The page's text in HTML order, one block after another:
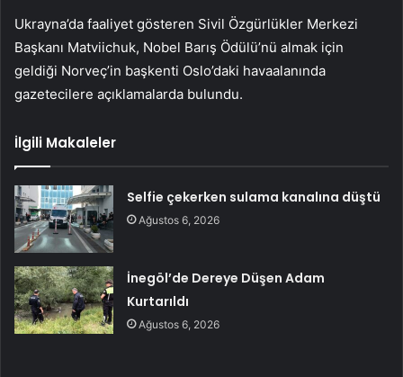
Ukrayna’da faaliyet gösteren Sivil Özgürlükler Merkezi
Başkanı Matviichuk, Nobel Barış Ödülü’nü almak için
geldiği Norveç’in başkenti Oslo’daki havaalanında
gazetecilere açıklamalarda bulundu.
İlgili Makaleler
Selfie çekerken sulama kanalına düştü
Ağustos 6, 2026
İnegöl’de Dereye Düşen Adam
Kurtarıldı
Ağustos 6, 2026